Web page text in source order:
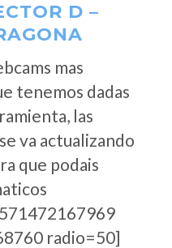
D –
mas
tenemos dadas
las
va actualizando
que podais
radio=50]